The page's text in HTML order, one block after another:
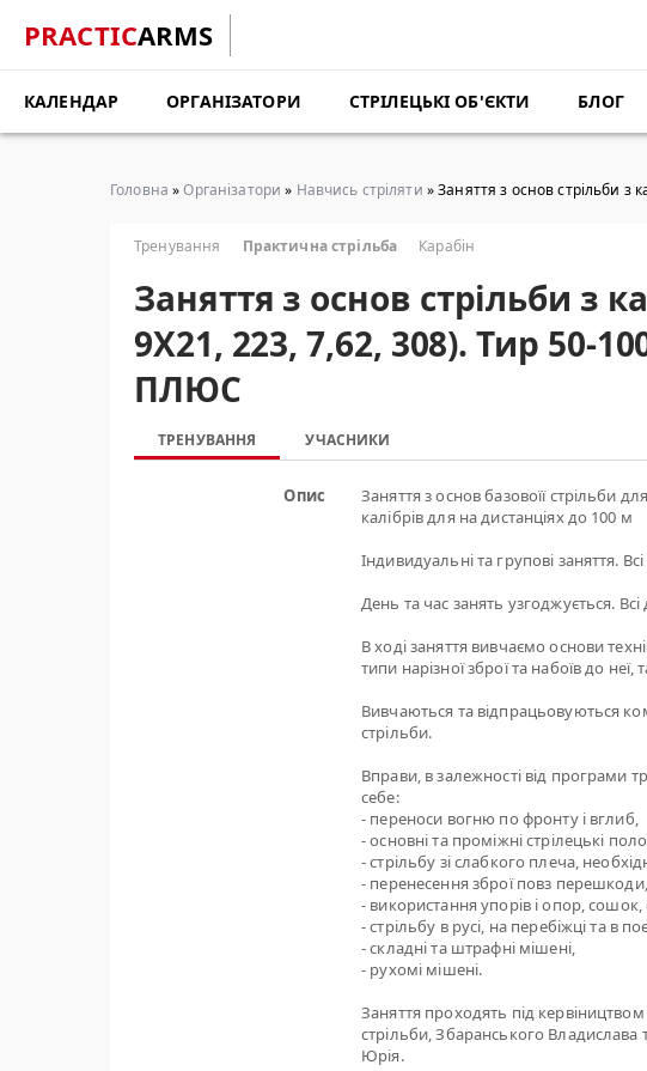
PRACTICARMS
КАЛЕНДАР ОРГАНІЗАТОРИ СТРІЛЕЦЬКІ ОБ'ЄКТИ БЛОГ
Головна »Організатори » Навчись стріляти » Заняття з основ стрільби з
Тренування Практична стрільба Карабін
Заняття з основ стрільби з
9Х21, 223, 7,62, 308). Тир 50-
ПЛЮС
ТРЕНУВАННЯ УЧАСНИКИ
Опис
Заняття з основ базовоїї стрільби
калібрів для на дистанціях до 100 м
Індивидуальні та групові заняття. Всі
День та час занять узгоджується. Всі
В ході заняття вивчаємо основи
типи нарізної зброї та набоїв до неї,
Вивчаються та відпрацьовуються
стрільби.
Вправи, в залежності від програми
себе:
- переноси вогню по фронту і вглиб,
- основні та проміжні стрілецькі
- стрільбу зі слабкого плеча,
- перенесення зброї повз перешкоди,
- використання упорів і опор, сошок,
- стрільбу в русі, на перебіжці та в
- складні та штрафні мішені,
- рухомі мішені.
Заняття проходять під
стрільби, Збаранського Владислава
Юрія.